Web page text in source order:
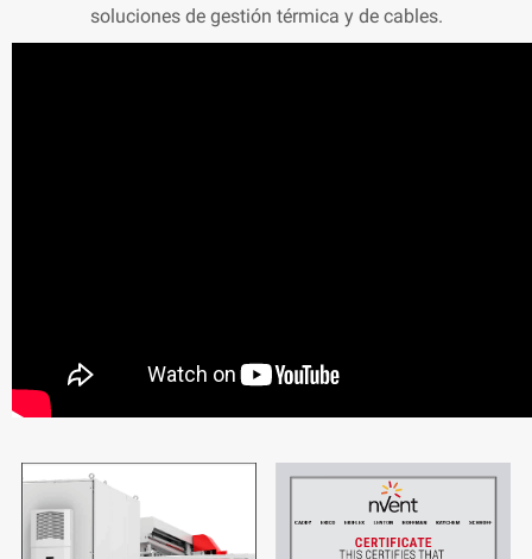
soluciones de gestión térmica y de cables.